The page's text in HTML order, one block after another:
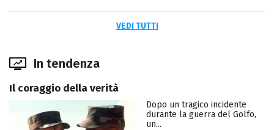
VEDI TUTTI
In tendenza
Il coraggio della verità
Dopo un tragico incidente
durante la guerra del Golfo,
un...